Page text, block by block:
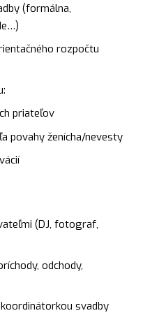
(formálna,
rozpočtu
priateľov
povahy ženícha/nevesty
(DJ, fotograf,
odchody,
svadby